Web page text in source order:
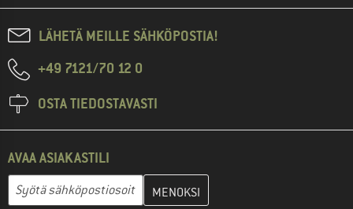
LÄHETÄ MEILLE SÄHKÖPOSTIA!
+49 7121/70 12 0
OSTA TIEDOSTAVASTI
AVAA ASIAKASTILI
Sähköpostiosoite
Anna sähköpostiosoitteesi ja luo seuraavassa vaiheessa